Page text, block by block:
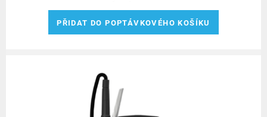
PŘIDAT DO POPTÁVKOVÉHO KOŠÍKU